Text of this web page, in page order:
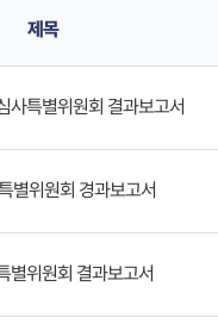
제목
사특별위원회 결과보고서
별위원회 경과보고서
별위원회 결과보고서